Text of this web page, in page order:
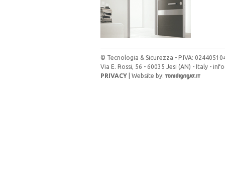
© Tecnologia & Sicurezza - P.IVA:
Via E. Rossi, 56 - 60035 Jesi (AN) - Italy -
PRIVACY | Website by: